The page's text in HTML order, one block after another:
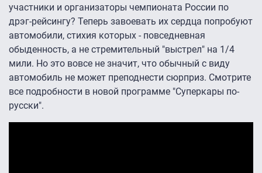
участники и организаторы чемпионата России по
дрэг-рейсингу? Теперь завоевать их сердца попробуют
автомобили, стихия которых - повседневная
обыденность, а не стремительный "выстрел" на 1/4
мили. Но это вовсе не значит, что обычный с виду
автомобиль не может преподнести сюрприз. Смотрите
все подробности в новой программе "Суперкары по-
русски".